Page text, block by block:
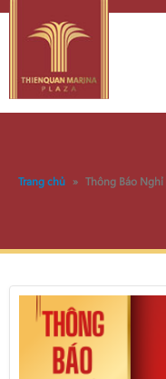
Trang chủ » Thông Báo Nghỉ